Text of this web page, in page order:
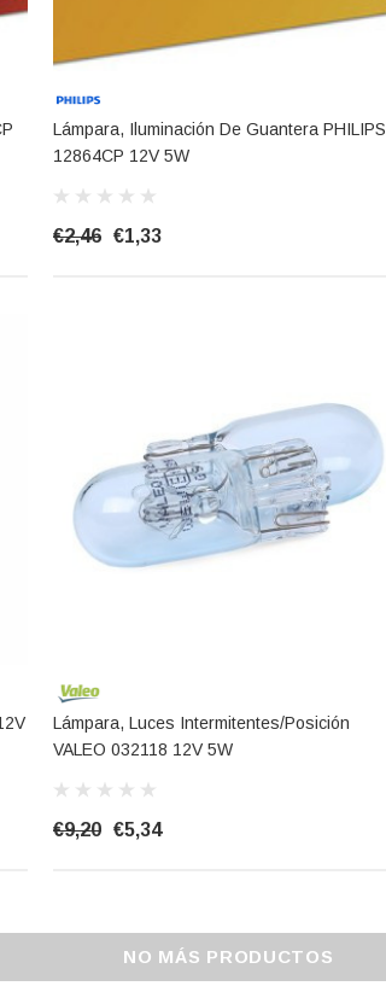
Lámpara, Iluminación De Guantera PHILIPS
12864CP 12V 5W
€2,46 €1,33
Lámpara, Luces Intermitentes/posición
VALEO 032118 12V 5W
€9,20 €5,34
NO MÁS PRODUCTOS